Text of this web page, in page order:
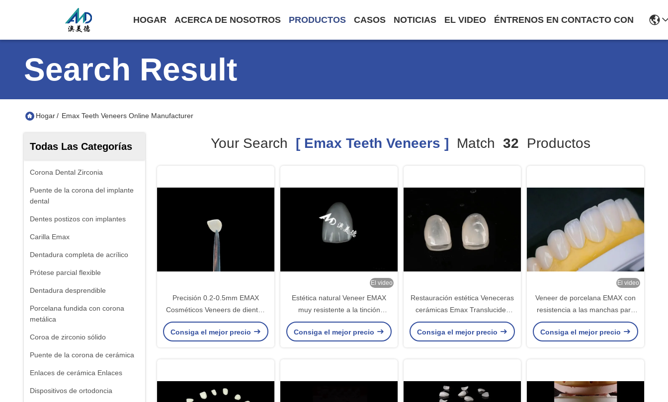
HOGAR ACERCA DE NOSOTROS PRODUCTOS CASOS NOTICIAS EL VIDEO ÉNTRENOS EN CONTACTO CON
Search Result
Hogar/ Emax Teeth Veneers Online Manufacturer
Todas Las Categorías
Corona Dental Zirconia
Puente de la corona del implante
dental
Dentes postizos con implantes
Carilla Emax
Dentadura completa de acrílico
Prótese parcial flexible
Dentadura desprendible
Porcelana fundida con corona
metálica
Coroa de zirconio sólido
Puente de la corona de cerámica
Enlaces de cerámica Enlaces
Dispositivos de ortodoncia
Your Search [ Emax Teeth Veneers ] Match 32 Productos
Precisión 0.2-0.5mm EMAX
Cosméticos Veneers de dientes
de aspecto natural
Consiga el mejor precio
El video
Estética natural Veneer EMAX
muy resistente a la tinción
Veneers cerámicos EMAX
Consiga el mejor precio
Restauración estética Veneceras
cerámicas Emax Translucidez
con superficie pulida
Consiga el mejor precio
El video
Veneer de porcelana EMAX con
resistencia a las manchas para
restauraciones estéticas de
aspecto natural
Consiga el mejor precio